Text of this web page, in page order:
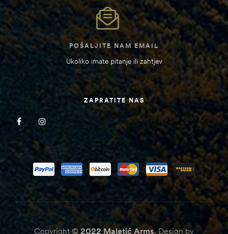
POŠALJITE NAM EMAIL
Ukoliko imate pitanje ili zahtjev
ZAPRATITE NAS
Copyright © 2022 Maletić Arms. Design by